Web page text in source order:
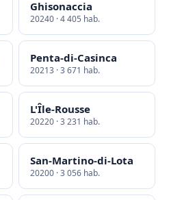
Ghisonaccia
20240 · 4 405 hab.
Penta-di-Casinca
20213 · 3 671 hab.
L'Île-Rousse
20220 · 3 231 hab.
San-Martino-di-Lota
20200 · 3 056 hab.